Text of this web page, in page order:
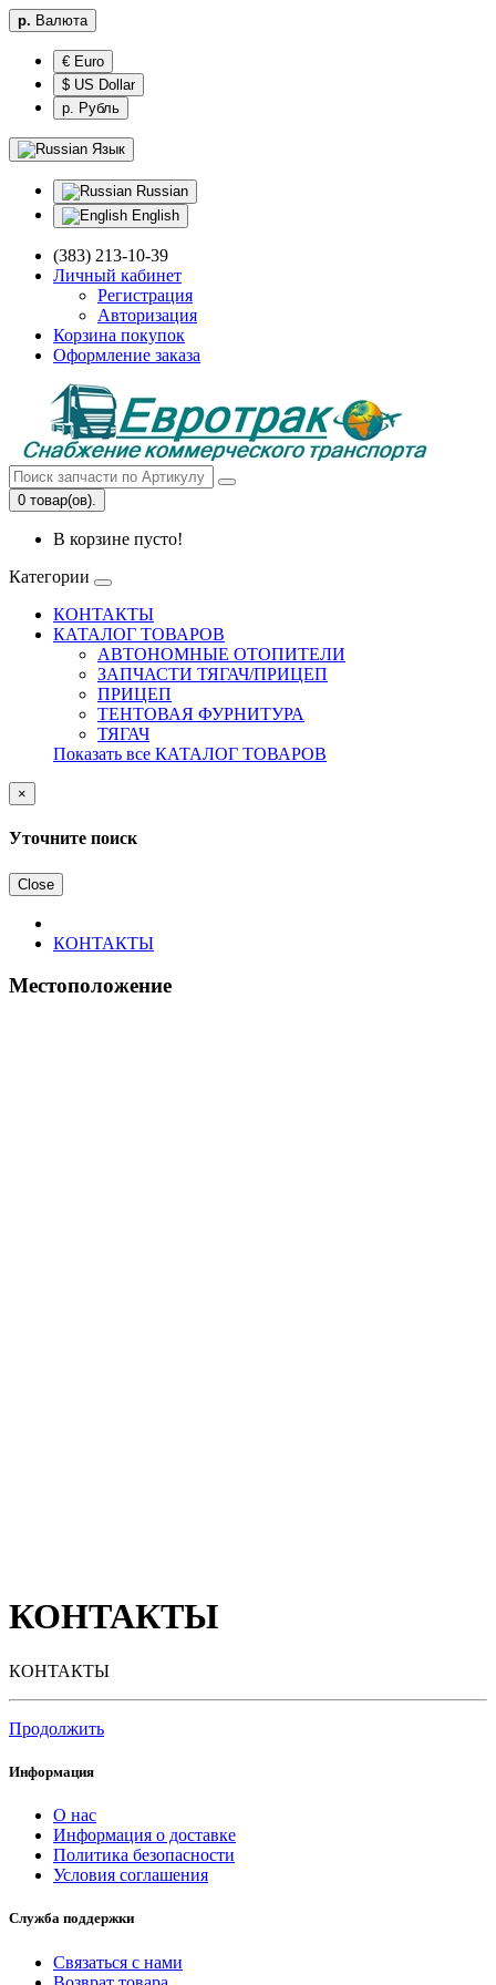
р. Валюта
€ Euro
$ US Dollar
р. Рубль
Язык
Russian
English
(383) 213-10-39
Личный кабинет
Регистрация
Авторизация
Корзина покупок
Оформление заказа
0 товар(ов).
В корзине пусто!
Категории
КОНТАКТЫ
КАТАЛОГ ТОВАРОВ
АВТОНОМНЫЕ ОТОПИТЕЛИ
ЗАПЧАСТИ ТЯГАЧ/ПРИЦЕП
ПРИЦЕП
ТЕНТОВАЯ ФУРНИТУРА
ТЯГАЧ
Показать все КАТАЛОГ ТОВАРОВ
×
Уточните поиск
Close
КОНТАКТЫ
Местоположение
КОНТАКТЫ
КОНТАКТЫ
Продолжить
Информация
О нас
Информация о доставке
Политика безопасности
Условия соглашения
Служба поддержки
Связаться с нами